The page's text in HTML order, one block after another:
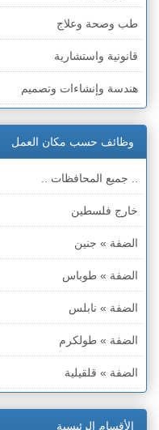
طب وصحة وعلاج
قانونية واستشارية
هندسة وإنشاءات وتصميم
صحافة واعلام
تربية وتعليم وتدريس
حرفية وصناعية
خدمية
عامل او مساعد
سياحة وسفر
دعاية واعلان
وظائف متنوعة
وظائف حسب مكان العمل
.. جميع المحافظات ..
خارج فلسطين
الضفة » جنين
الضفة » طوباس
الضفة » نابلس
الضفة » طولكرم
الضفة » قلقيلية
الأقسام الرئيسية